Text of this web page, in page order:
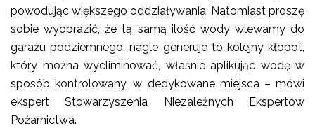
powodując większego oddziaływania. Natomiast proszę
sobie wyobrazić, że tą samą ilość wody wlewamy do
garażu podziemnego, nagle generuje to kolejny kłopot,
który można wyeliminować, właśnie aplikując wodę w
sposób kontrolowany, w dedykowane miejsca – mówi
ekspert Stowarzyszenia Niezależnych Ekspertów
Pożarnictwa.